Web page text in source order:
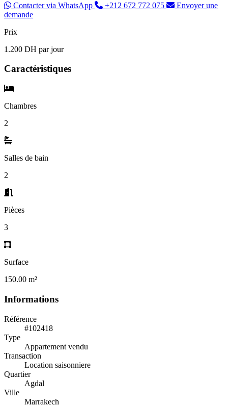
Contacter via WhatsApp +212 672 772 075
Envoyer une
demande
Prix
1.200 DH par jour
Caractéristiques
Chambres
2
Salles de bain
2
Pièces
3
Surface
150.00 m²
Informations
Référence
#102418
Type
Appartement vendu
Transaction
Location saisonniere
Quartier
Agdal
Ville
Marrakech